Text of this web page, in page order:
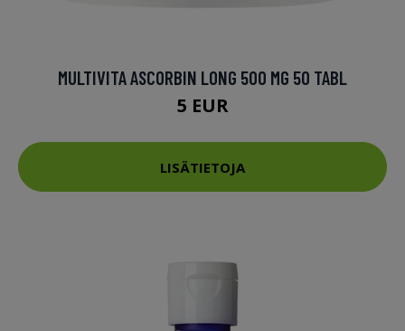
MULTIVITA ASCORBIN LONG 500 MG 50 TABL
5 EUR
LISÄTIETOJA